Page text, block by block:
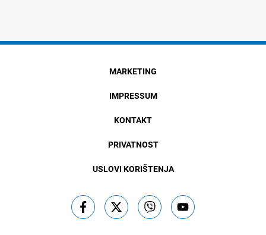
MARKETING
IMPRESSUM
KONTAKT
PRIVATNOST
USLOVI KORIŠTENJA